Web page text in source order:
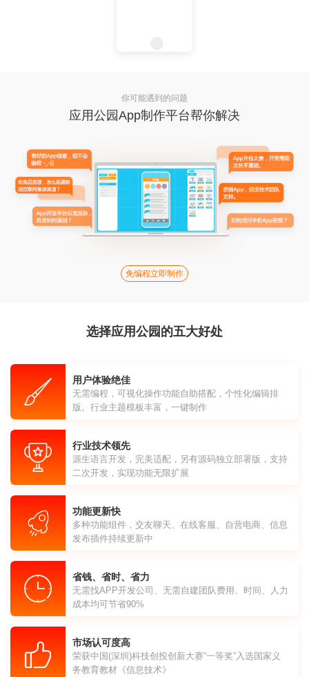
你可能遇到的问题
应用公园App制作平台帮你解决
免编程立即制作
选择应用公园的五大好处
用户体验绝佳
无需编程，可视化操作功能自助搭配，个性化编辑排
版。行业主题模板丰富，一键制作
行业技术领先
源生语言开发，完美适配，另有源码独立部署版，支持
二次开发，实现功能无限扩展
功能更新快
多种功能组件，交友聊天、在线客服、自营电商、信息
发布插件持续更新中
省钱、省时、省力
无需找APP开发公司、无需自建团队费用、时间、人力
成本均可节省90%
市场认可度高
荣获中国(深圳)科技创投创新大赛“一等奖”入选国家义
务教育教材《信息技术》